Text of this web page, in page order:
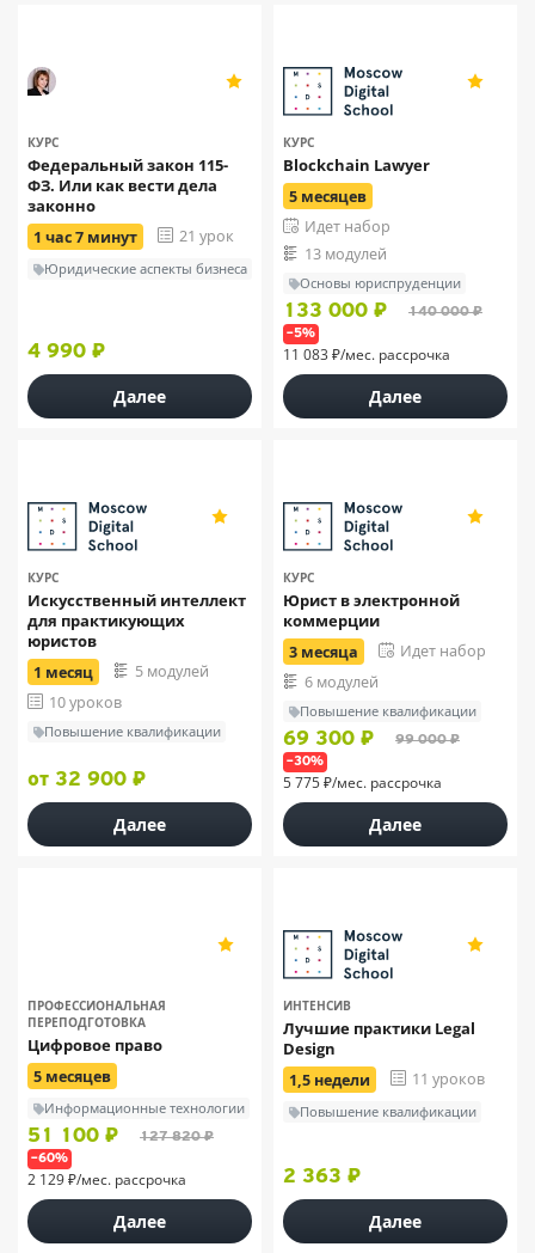
КУРС
Федеральный закон 115-
ФЗ. Или как вести дела
законно
1 час 7 минут 21 урок
Юридические аспекты бизнеса
4 990 ₽
Далее
КУРС
Blockchain Lawyer
5 месяцев
Идет набор
13 модулей
Основы юриспруденции
133 000 ₽ 140 000 ₽
–5%
11 083 ₽/мес. рассрочка
Далее
КУРС
Искусственный интеллект
для практикующих
юристов
1 месяц
5 модулей
10 уроков
Повышение квалификации
от 32 900 ₽
Далее
КУРС
Юрист в электронной
коммерции
3 месяца
Идет набор
6 модулей
Повышение квалификации
69 300 ₽ 99 000 ₽
–30%
5 775 ₽/мес. рассрочка
Далее
ПРОФЕССИОНАЛЬНАЯ
ПЕРЕПОДГОТОВКА
Цифровое право
5 месяцев
Информационные технологии
51 100 ₽ 127 820 ₽
–60%
2 129 ₽/мес. рассрочка
Далее
ИНТЕНСИВ
Лучшие практики Legal
Design
1,5 недели 11 уроков
Повышение квалификации
2 363 ₽
Далее